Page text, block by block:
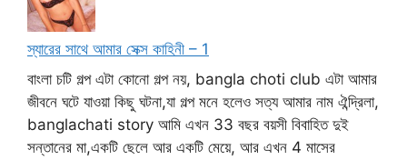
স্যারের সাথে আমার সেক্স কাহিনী – 1
বাংলা চটি গল্প এটা কোনো গল্প নয়, bangla choti club এটা আমার
জীবনে ঘটে যাওয়া কিছু ঘটনা,যা গল্প মনে হলেও সত্য আমার নাম ঐন্দ্রিলা,
banglachati story আমি এখন 33 বছর বয়সী বিবাহিত দুই
সন্তানের মা,একটি ছেলে আর একটি মেয়ে, আর এখন 4 মাসের